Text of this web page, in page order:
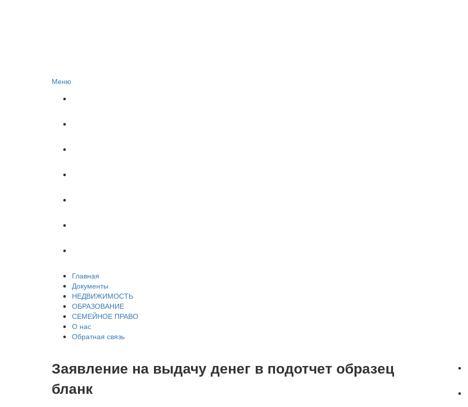
Меню
Главная
Документы
НЕДВИЖИМОСТЬ
ОБРАЗОВАНИЕ
СЕМЕЙНОЕ ПРАВО
О нас
Обратная связь
Заявление на выдачу денег в подотчет образец
бланк